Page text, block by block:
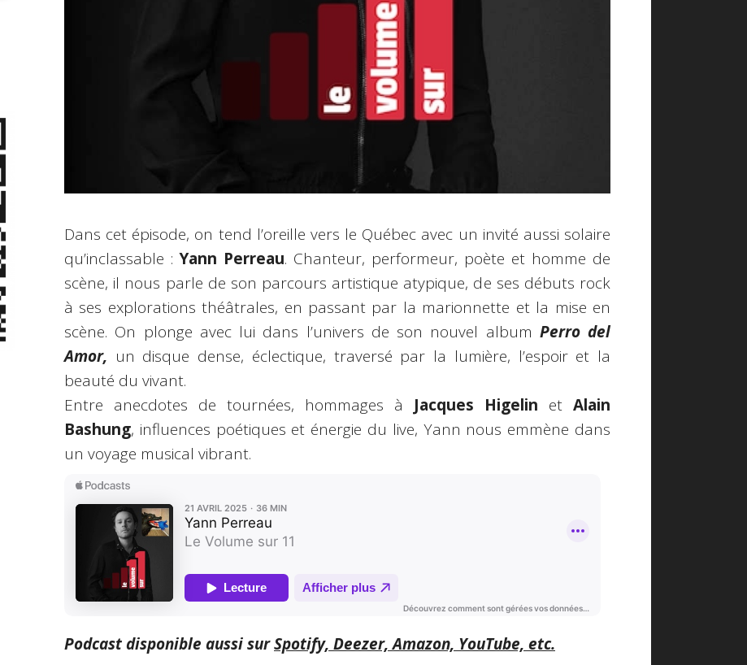
Dans cet épisode, on tend l’oreille vers le Québec avec un invité aussi solaire
qu’inclassable :Yann Perreau. Chanteur, performeur, poète et homme de
scène, il nous parle de son parcours artistique atypique, de ses débuts rock
à ses explorations théâtrales, en passant par la marionnette et la mise en
scène. On plonge avec lui dans l’univers de son nouvel album Perro del
Amor, un disque dense, éclectique, traversé par la lumière, l’espoir et la
beauté du vivant.
Entre anecdotes de tournées, hommages à Jacques Higelin et Alain
Bashung, influences poétiques et énergie du live, Yann nous emmène dans
un voyage musical vibrant.
Podcast disponible aussi surSpotify, Deezer, Amazon, YouTube, etc.